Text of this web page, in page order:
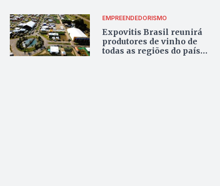
do Chile
EMPREENDEDORISMO
Expovitis Brasil reunirá
produtores de vinho de
todas as regiões do país